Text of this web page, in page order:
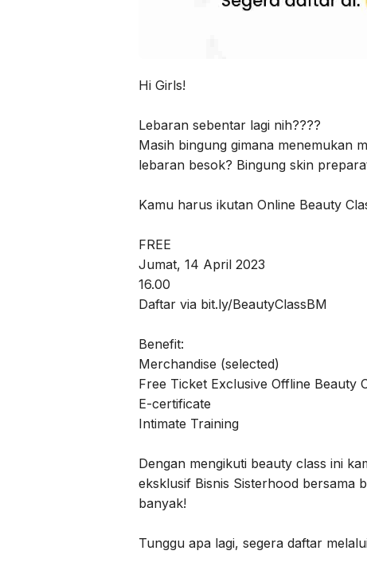
Hi Girls!
Lebaran sebentar lagi nih????
Masih bingung gimana menemukan
lebaran besok? Bingung skin
Kamu harus ikutan Online Beauty
FREE
Jumat, 14 April 2023
16.00
Daftar via bit.ly/BeautyClassBM
Benefit:
Merchandise (selected)
Free Ticket Exclusive Offline Beauty
E-certificate
Intimate Training
Dengan mengikuti beauty class ini
eksklusif Bisnis Sisterhood bersama
banyak!
Tunggu apa lagi, segera daftar